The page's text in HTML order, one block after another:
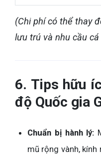
(Chi phí có thể thay
lưu trú và nhu cầu cá
6. Tips hữu
độ Quốc gia
Chuẩn bị hành lý:
mũ rộng vành,